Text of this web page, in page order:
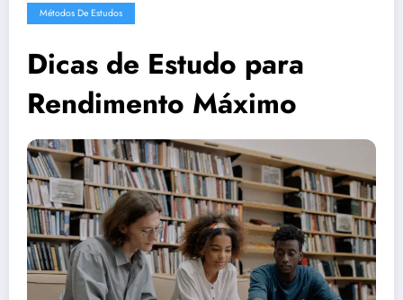
Métodos De Estudos
Dicas de Estudo para
Rendimento Máximo